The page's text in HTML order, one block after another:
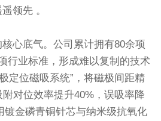
领先 。
心底气。公司累计拥有80余项
行业标准，形成难以复制的技术
定位磁吸系统”，将磁极间距精
对位效率提升40%，误吸率降
镀金磷青铜针芯与纳米级抗氧化